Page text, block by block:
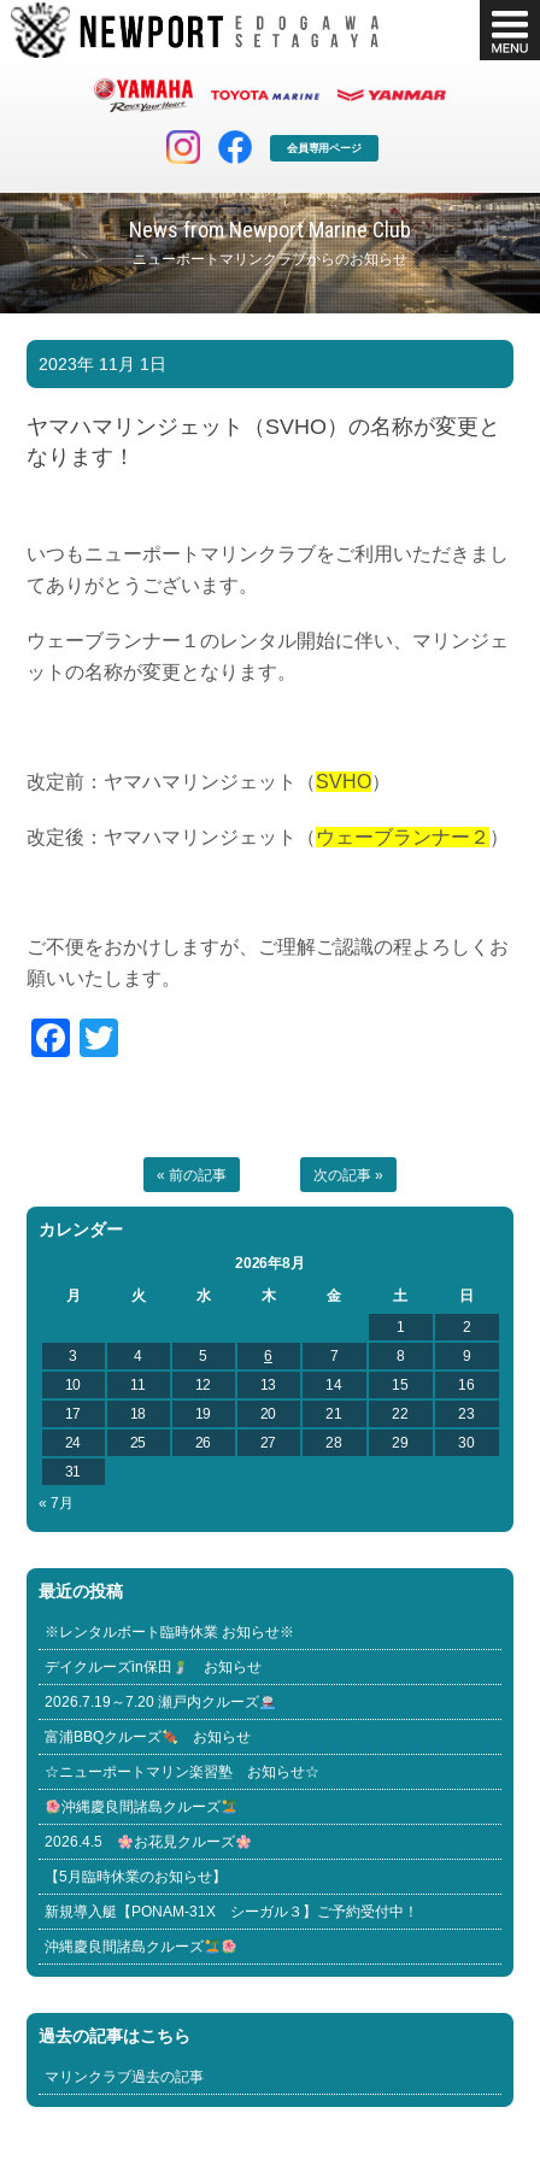
会員専用ページ
News from Newport Marine Club
ニューポートマリンクラブからのお知らせ
マリンクラブ
マリンライフを堪能したい！
ボート販売
ボート免許
長年の実績と信頼！
シースタイル
Sea-Style
お問い合わせ
Contact us
会社概要
採用情報
Recruit
リンク集
2023年 11月 1日
ヤマハマリンジェット（SVHO）の名称が変更と
なります！
いつもニューポートマリンクラブをご利用いただきまし
てありがとうございます。
ウェーブランナー１のレンタル開始に伴い、マリンジェ
ットの名称が変更となります。
改定前：ヤマハマリンジェット（SVHO）
改定後：ヤマハマリンジェット（ ウェーブランナー２ ）
ご不便をおかけしますが、ご理解ご認識の程よろしくお
願いいたします。
Facebook
« 前の記事 次の記事 »
カレンダー
2026年8月
月
火 水 木 金 土
日
1
2
3
4 5 6 7 8
9
10
11 12 13 14 15
16
17
18 19 20 21 22
23
24
25 26 27 28 29
30
31
« 7月
最近の投稿
※レンタルボート臨時休業 お知らせ※
デイクルーズin保田 お知らせ
2026.7.19～7.20 瀬戸内クルーズ
富浦BBQクルーズ お知らせ
☆ニューポートマリン楽習塾 お知らせ☆
沖縄慶良間諸島クルーズ
2026.4.5 お花見クルーズ
【5月臨時休業のお知らせ】
新規導入艇【PONAM-31X シーガル３】ご予約受付中！
沖縄慶良間諸島クルーズ
過去の記事はこちら
マリンクラブ過去の記事